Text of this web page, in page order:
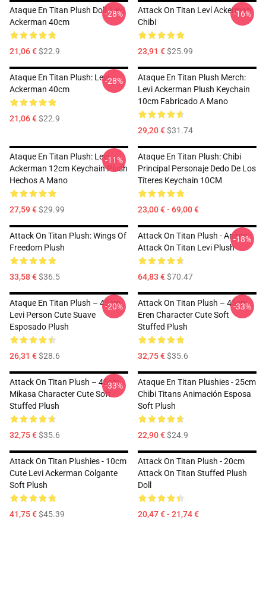
Ataque En Titan Plush Doll: Levi
Ackerman 40cm
21,06 €$22.9
-28%
Attack On Titan Leví Ackerman
Chibi
23,91 €$25.99
-16%
Ataque En Titan Plush: Levi
Ackerman 40cm
21,06 €$22.9
-28%
Ataque En Titan Plush Merch:
Levi Ackerman Plush Keychain
10cm Fabricado A Mano
29,20 €$31.74
Ataque En Titan Plush: Levi
Ackerman 12cm Keychain Plush
Hechos A Mano
27,59 €$29.99
-11%
Ataque En Titan Plush: Chibi
Principal Personaje Dedo De Los
Títeres Keychain 10CM
23,00 € - 69,00 €
Attack On Titan Plush: Wings Of
Freedom Plush
33,58 €$36.5
Attack On Titan Plush - Anime
Attack On Titan Levi Plush
64,83 €$70.47
-18%
Ataque En Titan Plush – 45cm
Levi Person Cute Suave
Esposado Plush
26,31 €$28.6
-20%
Attack On Titan Plush – 45cm
Eren Character Cute Soft
Stuffed Plush
32,75 €$35.6
-33%
Attack On Titan Plush – 45cm
Mikasa Character Cute Soft
Stuffed Plush
32,75 €$35.6
-33%
Ataque En Titan Plushies - 25cm
Chibi Titans Animación Esposa
Soft Plush
22,90 €$24.9
Attack On Titan Plushies - 10cm
Cute Levi Ackerman Colgante
Soft Plush
41,75 €$45.39
Attack On Titan Plush - 20cm
Attack On Titan Stuffed Plush
Doll
20,47 € - 21,74 €